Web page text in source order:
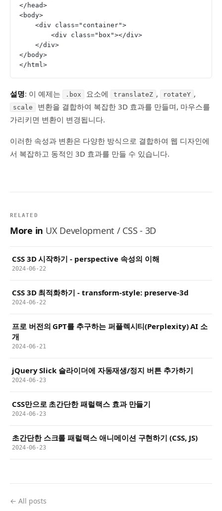
</head>
<body>
    <div class="container">
        <div class="box"></div>
    </div>
</body>
</html>
설명: 이 예제는 .box 요소에 translateZ , rotateY ,
scale
변환을 결합하여 복잡한 3D 효과를 만들며, 마우스를
가리키면 변환이 변경됩니다.
이러한 속성과 변환은 다양한 방식으로 결합하여 웹 디자인에
서 복잡하고 동적인 3D 효과를 만들 수 있습니다.
RELATED
More in UX Development / CSS - 3D
CSS 3D 시작하기 - perspective 속성의 이해
2024-06-22
CSS 3D 최적화하기 - transform-style: preserve-3d
2024-06-22
프로 버전의 GPT를 추구하는 퍼플렉시티(Perplexity) AI 소
개
2024-06-21
jQuery Slick 슬라이더에 자동재생/정지 버튼 추가하기
2024-06-23
CSS만으로 초간단한 패럴랙스 효과 만들기
2024-06-23
초간단한 스크롤 패럴랙스 애니메이션 구현하기 (CSS, JS)
2024-06-23
← All posts